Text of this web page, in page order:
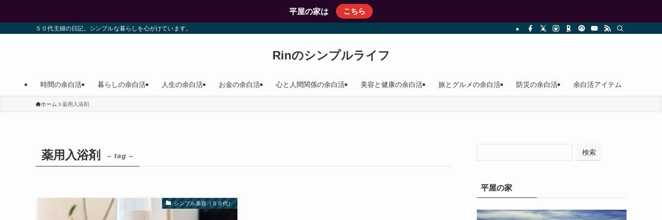
平屋の家は こちら
５０代主婦の日記。シンプルな暮らしを心がけています。
Rinのシンプルライフ
時間の余白活 暮らしの余白活 人生の余白活 お金の余白活 心と人間関係の余白活 美容と健康の余白活 旅とグルメの余白活 防災の余白活 余白活アイテム
ホーム 薬用入浴剤
薬用入浴剤 – tag –
シンプル美容（５０代）
検索
平屋の家